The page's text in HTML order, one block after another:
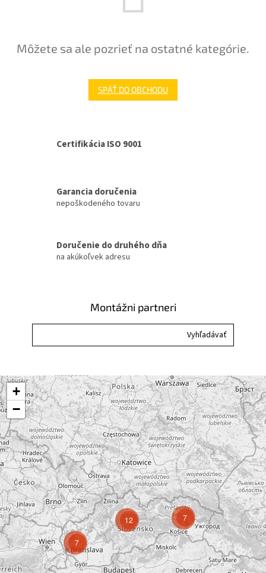
Môžete sa ale pozrieť na ostatné kategórie.
SPÄŤ DO OBCHODU
Certifikácia ISO 9001
Garancia doručenia
nepoškodeného tovaru
Doručenie do druhého dňa
na akúkoľvek adresu
Montážni partneri
7
7
12
+
−